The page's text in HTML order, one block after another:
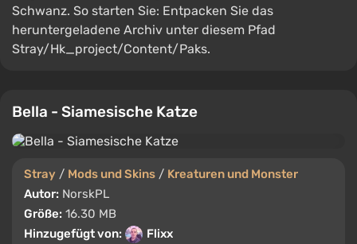
Schwanz. So starten Sie: Entpacken Sie das
heruntergeladene Archiv unter diesem Pfad
Stray/Hk_project/Content/Paks.
Bella - Siamesische Katze
Stray / Mods und Skins / Kreaturen und Monster
Autor: NorskPL
Größe: 16.30 MB
Hinzugefügt von:
Flixx